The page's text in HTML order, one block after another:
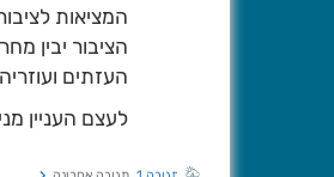
המציאות
הציבור יבין
העזתים
לעצם העניין